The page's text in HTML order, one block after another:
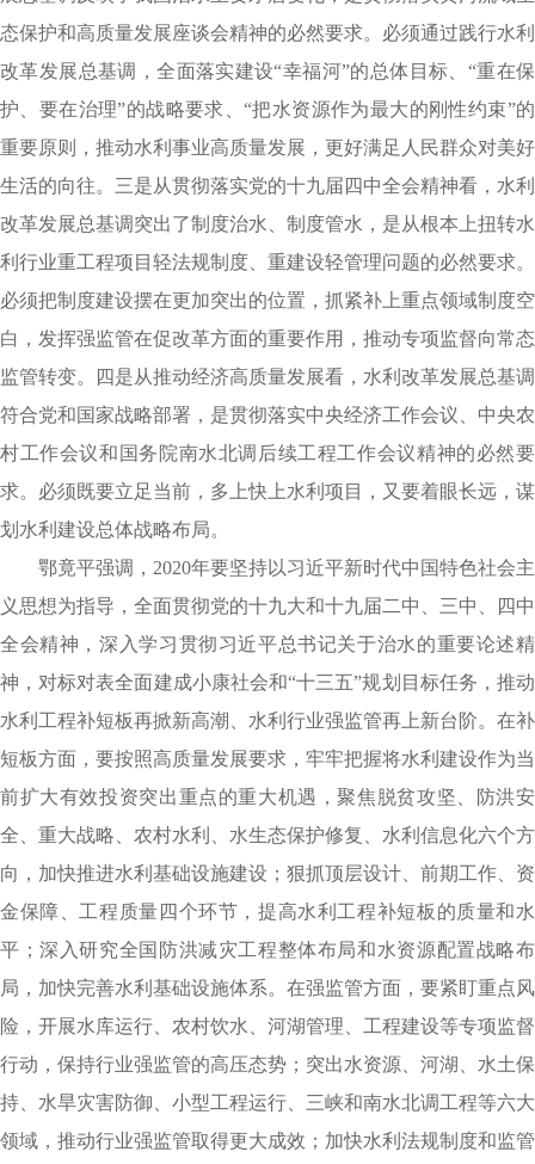
态保护和高质量发展座谈会精神的必然要求。必须通过践行水利
改革发展总基调，全面落实建设“幸福河”的总体目标、“重在保
护、要在治理”的战略要求、“把水资源作为最大的刚性约束”的
重要原则，推动水利事业高质量发展，更好满足人民群众对美好
生活的向往。三是从贯彻落实党的十九届四中全会精神看，水利
改革发展总基调突出了制度治水、制度管水，是从根本上扭转水
利行业重工程项目轻法规制度、重建设轻管理问题的必然要求。
必须把制度建设摆在更加突出的位置，抓紧补上重点领域制度空
白，发挥强监管在促改革方面的重要作用，推动专项监督向常态
监管转变。四是从推动经济高质量发展看，水利改革发展总基调
符合党和国家战略部署，是贯彻落实中央经济工作会议、中央农
村工作会议和国务院南水北调后续工程工作会议精神的必然要
求。必须既要立足当前，多上快上水利项目，又要着眼长远，谋
划水利建设总体战略布局。
鄂竟平强调，2020年要坚持以习近平新时代中国特色社会主
义思想为指导，全面贯彻党的十九大和十九届二中、三中、四中
全会精神，深入学习贯彻习近平总书记关于治水的重要论述精
神，对标对表全面建成小康社会和“十三五”规划目标任务，推动
水利工程补短板再掀新高潮、水利行业强监管再上新台阶。在补
短板方面，要按照高质量发展要求，牢牢把握将水利建设作为当
前扩大有效投资突出重点的重大机遇，聚焦脱贫攻坚、防洪安
全、重大战略、农村水利、水生态保护修复、水利信息化六个方
向，加快推进水利基础设施建设；狠抓顶层设计、前期工作、资
金保障、工程质量四个环节，提高水利工程补短板的质量和水
平；深入研究全国防洪减灾工程整体布局和水资源配置战略布
局，加快完善水利基础设施体系。在强监管方面，要紧盯重点风
险，开展水库运行、农村饮水、河湖管理、工程建设等专项监督
行动，保持行业强监管的高压态势；突出水资源、河湖、水土保
持、水旱灾害防御、小型工程运行、三峡和南水北调工程等六大
领域，推动行业强监管取得更大成效；加快水利法规制度和监管